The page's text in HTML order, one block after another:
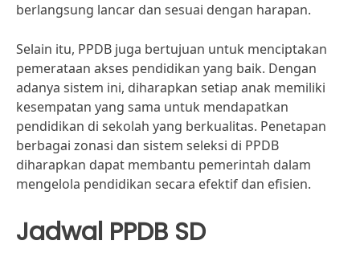
berlangsung lancar dan sesuai dengan harapan.
Selain itu, PPDB juga bertujuan untuk menciptakan
pemerataan akses pendidikan yang baik. Dengan
adanya sistem ini, diharapkan setiap anak memiliki
kesempatan yang sama untuk mendapatkan
pendidikan di sekolah yang berkualitas. Penetapan
berbagai zonasi dan sistem seleksi di PPDB
diharapkan dapat membantu pemerintah dalam
mengelola pendidikan secara efektif dan efisien.
Jadwal PPDB SD